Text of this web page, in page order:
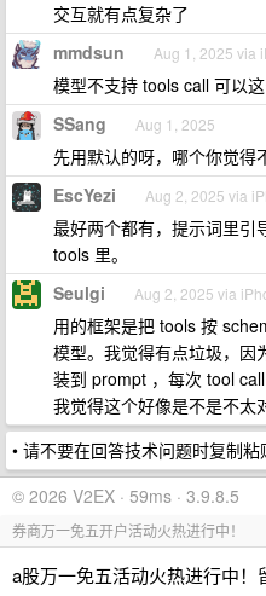
交互就有点复杂了
mmdsun Aug 1, 2025 via
模型不支持 tools call 可以这
SSang Aug 1, 2025
先用默认的呀，哪个你觉得
EscYezi Aug 2, 2025 via
最好两个都有，提示词里引
tools 里。
Seulgi Aug 2, 2025 via
用的框架是把 tools 按
模型。我觉得有点垃圾，因
装到 prompt ，每次 tool
我觉得这个好像是不是不太
• 请不要在回答技术问题时复制
© 2026 V2EX · 59ms · 3.9.8.5
券商万一免五开户活动火热进行中！
a股万一免五活动火热进行中！